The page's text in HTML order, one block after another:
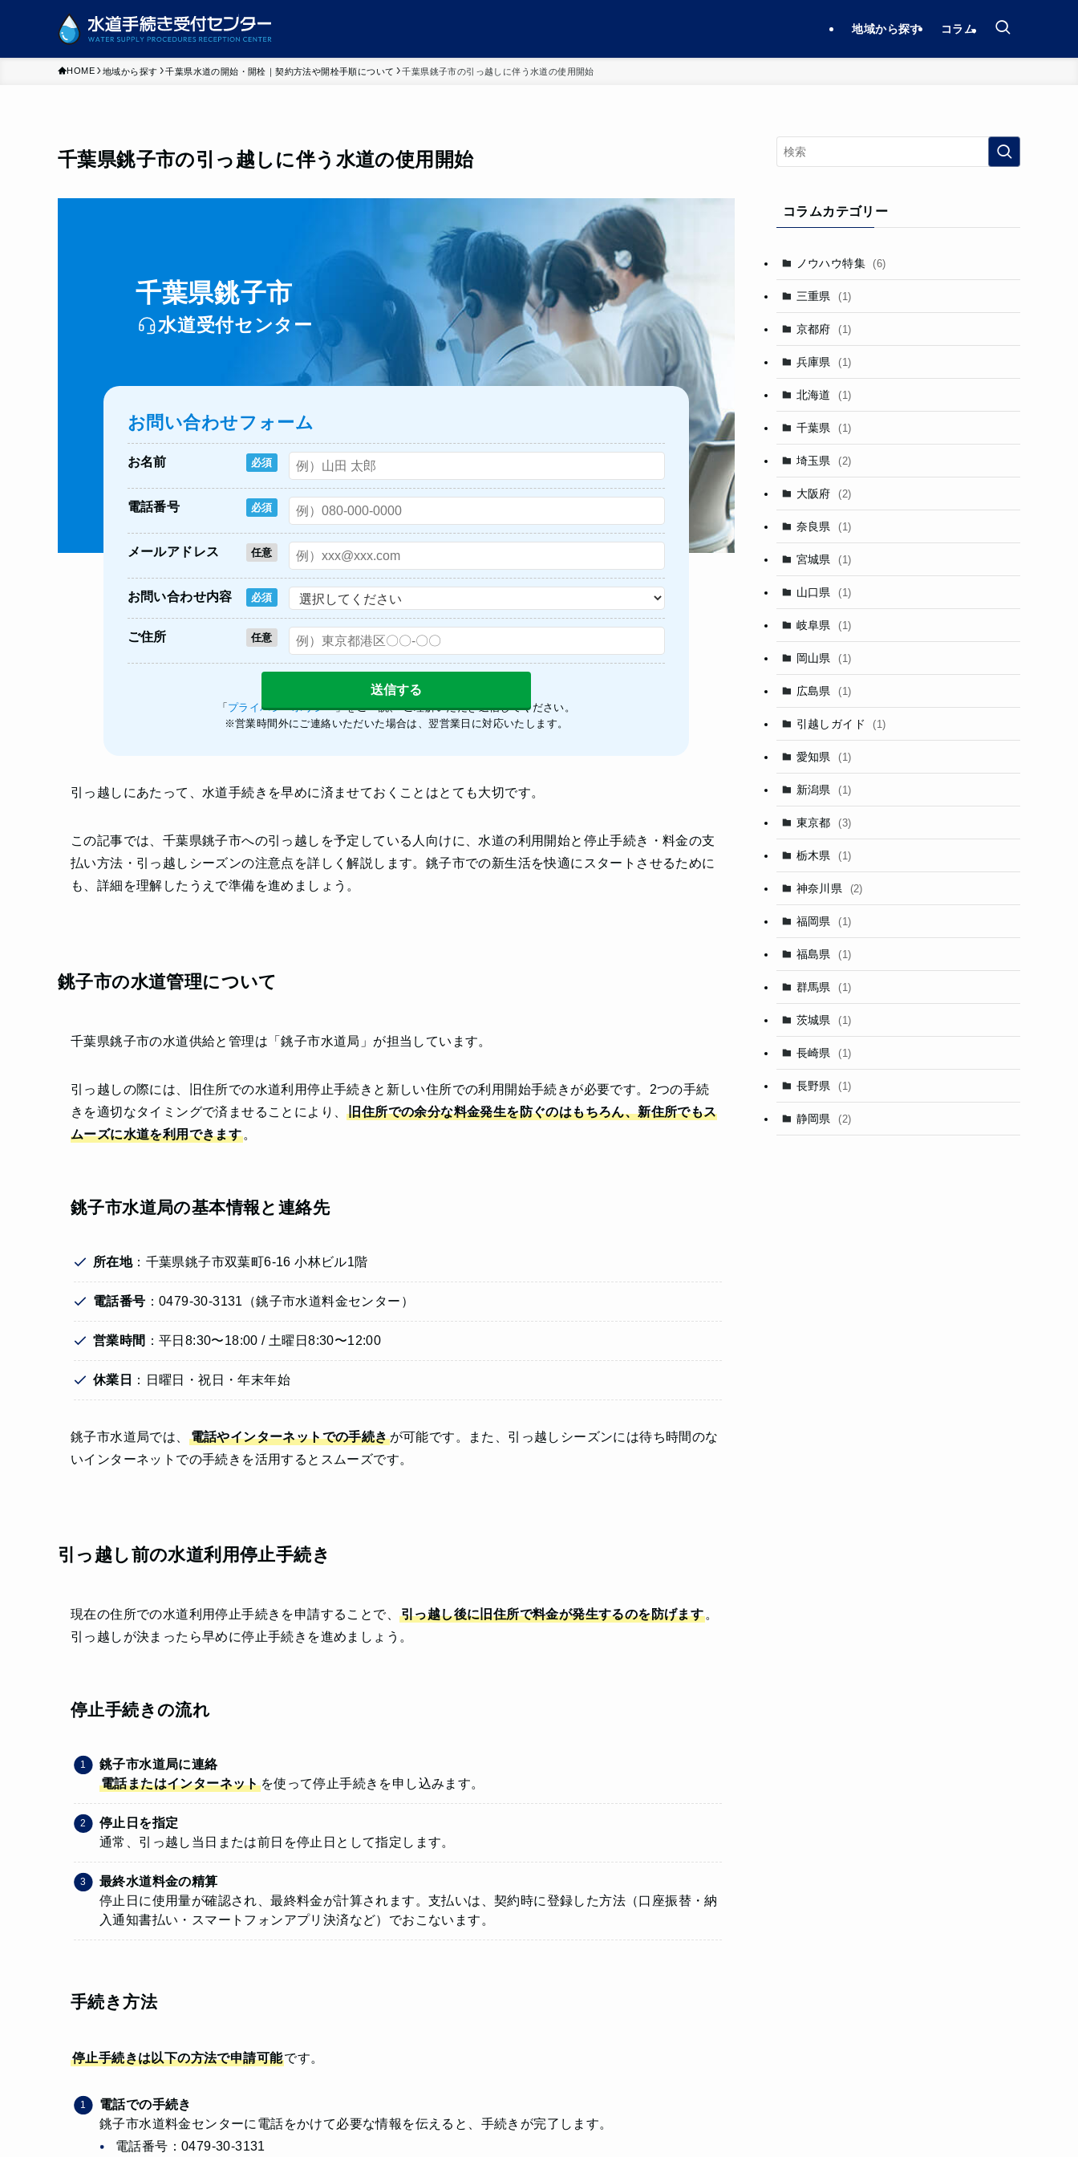
地域から探す コラム
HOME 地域から探す 千葉県水道の開始・開栓｜契約方法や開栓手順について 千葉県銚子市の引っ越しに伴う水道の使用開始
千葉県銚子市の引っ越しに伴う水道の使用開始
千葉県銚子市
水道受付センター
お問い合わせフォーム
お名前 必須
電話番号 必須
メールアドレス 任意
お問い合わせ内容 必須
ご住所 任意
「 プライバシーポリシー」をご一読、 ご理解いただき送信してください。
※営業時間外にご連絡いただいた場合は、翌営業日に対応いたします。
引っ越しにあたって、水道手続きを早めに済ませておくことはとても大切です。
この記事では、千葉県銚子市への引っ越しを予定している人向けに、水道の利用開始と停止手続き・料金の支
払い方法・引っ越しシーズンの注意点を詳しく解説します。銚子市での新生活を快適にスタートさせるために
も、詳細を理解したうえで準備を進めましょう。
銚子市の水道管理について
千葉県銚子市の水道供給と管理は「銚子市水道局」が担当しています。
引っ越しの際には、旧住所での水道利用停止手続きと新しい住所での利用開始手続きが必要です。2つの手続
きを適切なタイミングで済ませることにより、旧住所での余分な料金発生を防ぐのはもちろん、新住所でもス
ムーズに水道を利用できます 。
銚子市水道局の基本情報と連絡先
所在地：千葉県銚子市双葉町6-16 小林ビル1階
電話番号 ：0479-30-3131（銚子市水道料金センター）
営業時間 ：平日8:30〜18:00 / 土曜日8:30〜12:00
休業日 ：日曜日・祝日・年末年始
銚子市水道局では、 電話やインターネットでの手続きが可能です。また、引っ越しシーズンには待ち時間のな
いインターネットでの手続きを活用するとスムーズです。
引っ越し前の水道利用停止手続き
現在の住所での水道利用停止手続きを申請することで、 引っ越し後に旧住所で料金が発生するのを防げます 。
引っ越しが決まったら早めに停止手続きを進めましょう。
停止手続きの流れ
銚子市水道局に連絡
電話またはインターネットを使って停止手続きを申し込みます。
停止日を指定
通常、引っ越し当日または前日を停止日として指定します。
最終水道料金の精算
停止日に使用量が確認され、最終料金が計算されます。支払いは、契約時に登録した方法（口座振替・納
入通知書払い・スマートフォンアプリ決済など）でおこないます。
手続き方法
停止手続きは以下の方法で申請可能です。
電話での手続き
銚子市水道料金センターに電話をかけて必要な情報を伝えると、手続きが完了します。
電話番号：0479-30-3131
コラムカテゴリー
ノウハウ特集 (6)
三重県 (1)
京都府 (1)
兵庫県 (1)
北海道 (1)
千葉県 (1)
埼玉県 (2)
大阪府 (2)
奈良県 (1)
宮城県 (1)
山口県 (1)
岐阜県 (1)
岡山県 (1)
広島県 (1)
引越しガイド (1)
愛知県 (1)
新潟県 (1)
東京都 (3)
栃木県 (1)
神奈川県 (2)
福岡県 (1)
福島県 (1)
群馬県 (1)
茨城県 (1)
長崎県 (1)
長野県 (1)
静岡県 (2)